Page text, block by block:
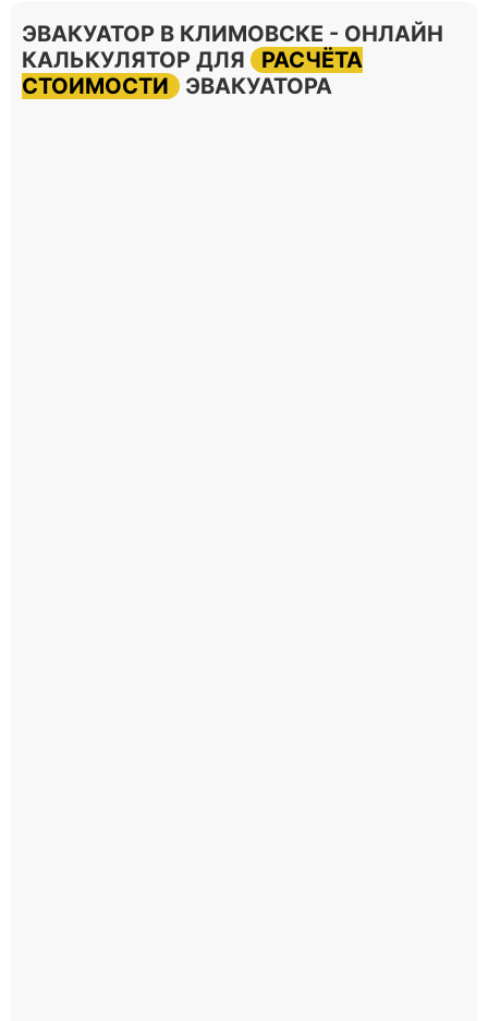
ЭВАКУАТОР В КЛИМОВСКЕ - ОНЛАЙН
КАЛЬКУЛЯТОР ДЛЯ
РАСЧЁТА
СТОИМОСТИ
ЭВАКУАТОРА